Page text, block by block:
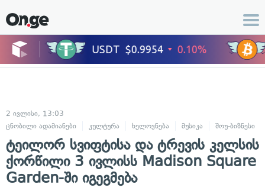
2 ივლისი, 13:03
ცნობილი ადამიანები
კულტურა ხელოვნება მუსიკა შოუ-ბიზნესი
ტეილორ სვიფტისა და ტრევის კელსის
ქორწილი 3 ივლისს Madison Square
Garden-ში იგეგმება